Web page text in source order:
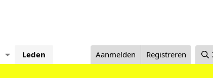
Leden Aanmelden Registreren